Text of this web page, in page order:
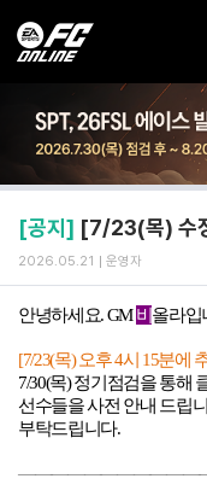
[공지] [7/23(목) 수
2026.05.21 운영자
안녕하세요.GM비 올라입
[7/23(목) 오후4시 15분에
7/30(목)정기점검을 통해
선수들을 사전 안내 드립
부탁드립니다.